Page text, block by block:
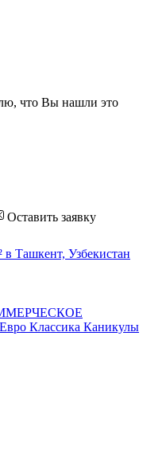
что Вы нашли это
Оставить заявку
Классика Каникулы